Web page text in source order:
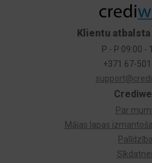
Par
Mājas lapas
Palīdzība
Klientu
P - P 09:00 -
+371 67-